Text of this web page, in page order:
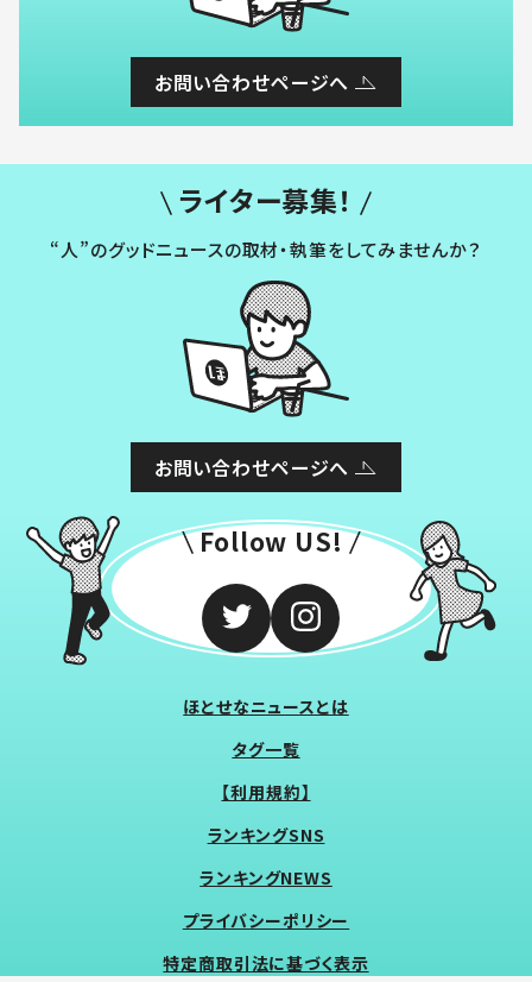
お問い合わせページへ
ライター募集！
“人”のグッドニュースの取材・執筆をしてみませんか？
お問い合わせページへ
Follow US!
ほとせなニュースとは
タグ一覧
【利用規約】
ランキングSNS
ランキングNEWS
プライバシーポリシー
特定商取引法に基づく表示